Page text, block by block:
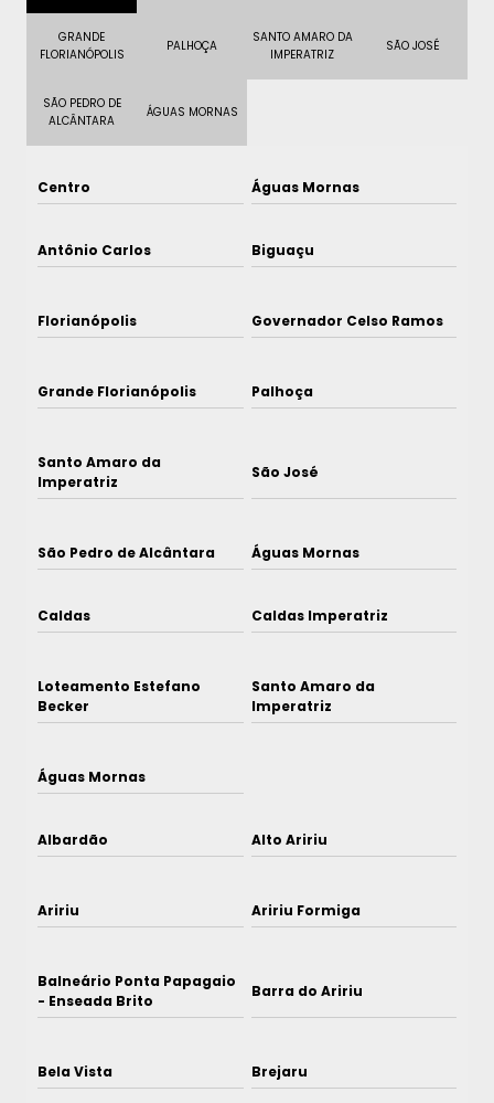
GRANDE
FLORIANÓPOLIS
PALHOÇA
SANTO AMARO DA
IMPERATRIZ
SÃO JOSÉ
SÃO PEDRO DE
ALCÂNTARA
ÁGUAS MORNAS
Centro Águas Mornas
Antônio Carlos Biguaçu
Florianópolis Governador Celso Ramos
Grande Florianópolis Palhoça
Santo Amaro da
Imperatriz
São José
São Pedro de Alcântara Águas Mornas
Caldas Caldas Imperatriz
Loteamento Estefano
Becker
Santo Amaro da
Imperatriz
Águas Mornas
Albardão Alto Aririu
Aririu Aririu Formiga
Balneário Ponta Papagaio
- Enseada Brito
Barra do Aririu
Bela Vista Brejaru